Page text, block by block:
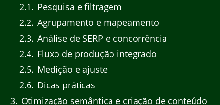
2.1
Pesquisa e filtragem
2.2 Agrupamento e mapeamento
2.3 Análise de SERP e concorrência
2.4 Fluxo de produção integrado
2.5 Medição e ajuste
2.6 Dicas práticas
3 Otimização semântica e criação de conteúdo